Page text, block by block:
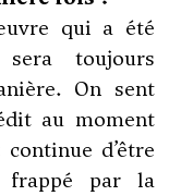
qui a été
toujours
On sent
au moment
d’être
frappé par la